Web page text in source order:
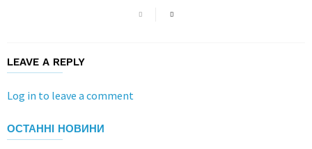
LEAVE A REPLY
Log in to leave a comment
ОСТАННІ НОВИНИ